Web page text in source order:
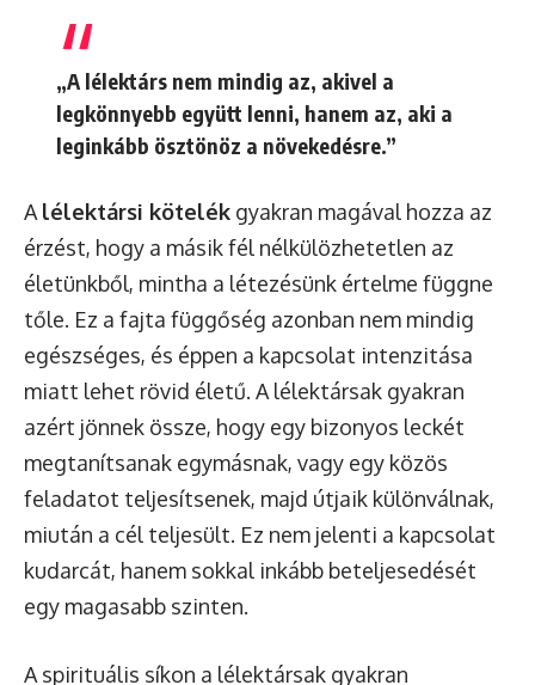
„A lélektárs nem mindig az, akivel a
legkönnyebb együtt lenni, hanem az, aki a
leginkább ösztönöz a növekedésre.”
A lélektársi kötelék gyakran magával hozza az
érzést, hogy a másik fél nélkülözhetetlen az
életünkből, mintha a létezésünk értelme függne
tőle. Ez a fajta függőség azonban nem mindig
egészséges, és éppen a kapcsolat intenzitása
miatt lehet rövid életű. A lélektársak gyakran
azért jönnek össze, hogy egy bizonyos leckét
megtanítsanak egymásnak, vagy egy közös
feladatot teljesítsenek, majd útjaik különválnak,
miután a cél teljesült. Ez nem jelenti a kapcsolat
kudarcát, hanem sokkal inkább beteljesedését
egy magasabb szinten.
A spirituális síkon a lélektársak gyakran